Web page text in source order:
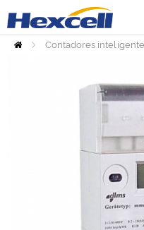
Inicio
Contadores